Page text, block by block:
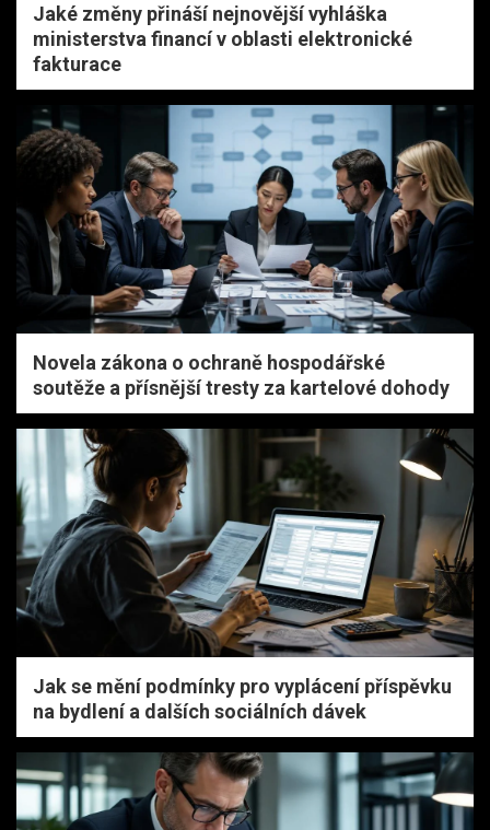
Jaké změny přináší nejnovější vyhláška
ministerstva financí v oblasti elektronické
fakturace
Novela zákona o ochraně hospodářské
soutěže a přísnější tresty za kartelové dohody
Jak se mění podmínky pro vyplácení příspěvku
na bydlení a dalších sociálních dávek